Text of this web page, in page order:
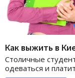
Как выжить в
Столичные
одеваться и